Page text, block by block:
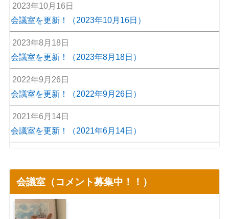
2023年10月16日
会議室を更新！（2023年10月16日）
2023年8月18日
会議室を更新！（2023年8月18日）
2022年9月26日
会議室を更新！（2022年9月26日）
2021年6月14日
会議室を更新！（2021年6月14日）
会議室（コメント募集中！！）